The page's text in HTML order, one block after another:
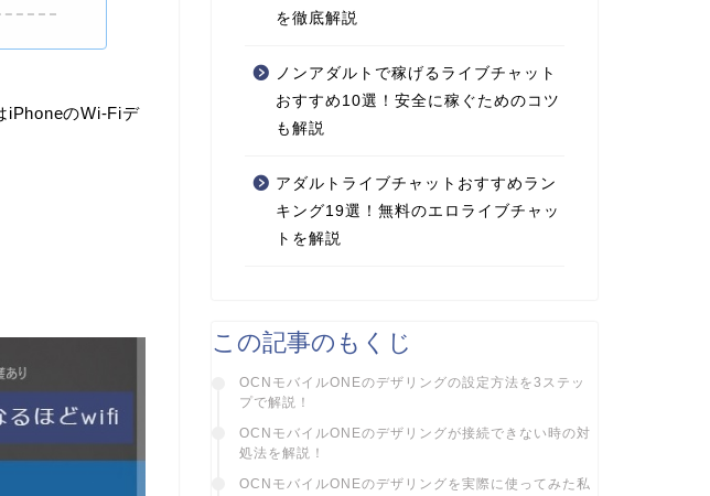
iPhoneのWi-Fiデ
を徹底解説
ノンアダルトで稼げるライブチャット
おすすめ10選！安全に稼ぐためのコツ
も解説
アダルトライブチャットおすすめラン
キング19選！無料のエロライブチャッ
トを解説
この記事のもくじ
OCNモバイルONEのデザリングの設定方法を3ステッ
プで解説！
OCNモバイルONEのデザリングが接続できない時の対
処法を解説！
OCNモバイルONEのデザリングを実際に使ってみた私